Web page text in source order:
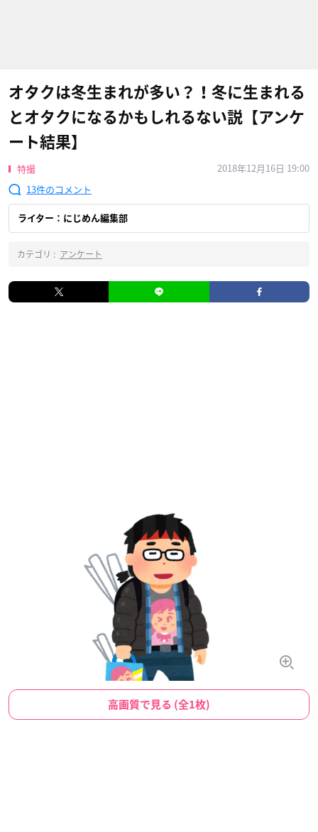
オタクは冬生まれが多い？！冬に生まれる
とオタクになるかもしれるない説【アンケ
ート結果】
特撮
2018年12月16日 19:00
13
ライター：にじめん編集部
カテゴリ : アンケート
高画質で見る (全1枚)